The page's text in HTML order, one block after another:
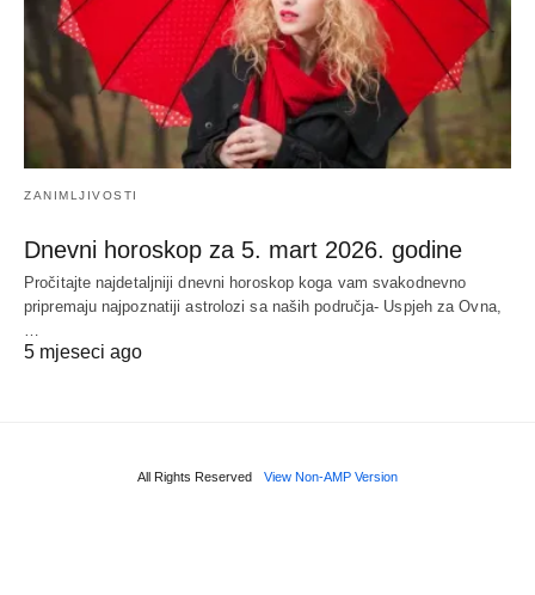
ZANIMLJIVOSTI
Dnevni horoskop za 5. mart 2026. godine
Pročitajte najdetaljniji dnevni horoskop koga vam svakodnevno
pripremaju najpoznatiji astrolozi sa naših područja- Uspjeh za Ovna,
…
5 mjeseci ago
All Rights Reserved View Non-AMP Version